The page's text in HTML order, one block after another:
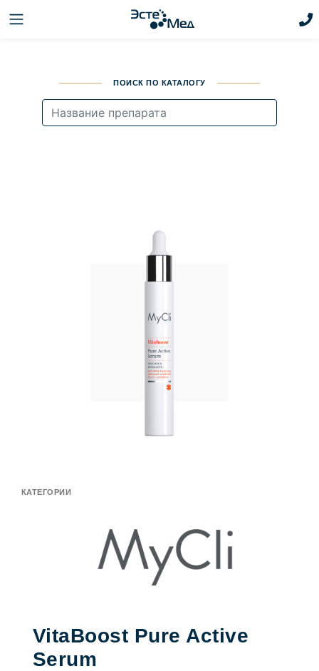
ПОИСК ПО КАТАЛОГУ
КАТЕГОРИИ
VitaBoost Pure Active
Serum